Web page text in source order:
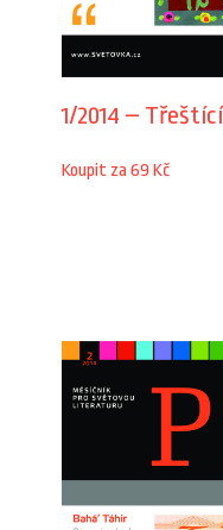
1/2014 –
Koupit za 69 Kč